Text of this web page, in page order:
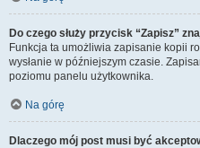
Do czego służy przycisk “Zapisz”
Funkcja ta umożliwia zapisanie kopii
wysłanie w późniejszym czasie.
poziomu panelu użytkownika.
Na górę
Dlaczego mój post musi być